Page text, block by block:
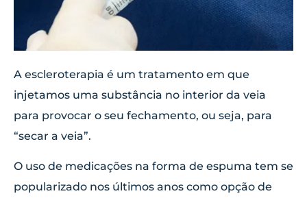
A escleroterapia é um tratamento em que
injetamos uma substância no interior da veia
para provocar o seu fechamento, ou seja, para
“secar a veia”.
O uso de medicações na forma de espuma tem se
popularizado nos últimos anos como opção de